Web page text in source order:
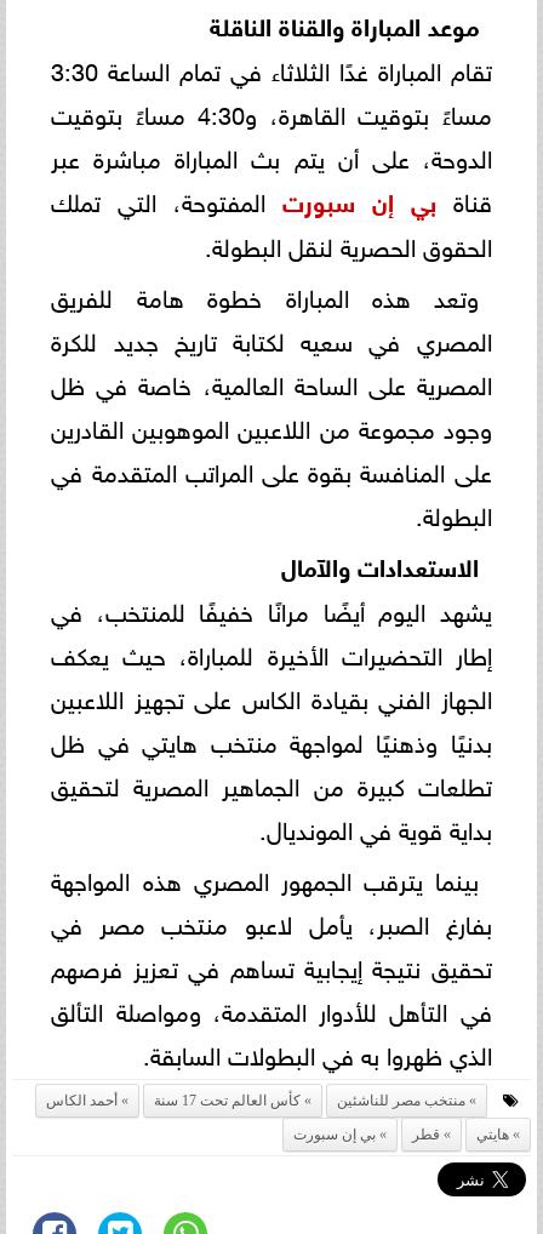
موعد المباراة والقناة الناقلة
تقام المباراة غدًا الثلاثاء في تمام الساعة 3:30
مساءً بتوقيت القاهرة، و4:30 مساءً بتوقيت
الدوحة، على أن يتم بث المباراة مباشرة عبر
قناة بي إن سبورت المفتوحة، التي تملك
الحقوق الحصرية لنقل البطولة.
وتعد هذه المباراة خطوة هامة للفريق
المصري في سعيه لكتابة تاريخ جديد للكرة
المصرية على الساحة العالمية، خاصة في ظل
وجود مجموعة من اللاعبين الموهوبين القادرين
على المنافسة بقوة على المراتب المتقدمة في
البطولة.
الاستعدادات والآمال
يشهد اليوم أيضًا مرانًا خفيفًا للمنتخب، في
إطار التحضيرات الأخيرة للمباراة، حيث يعكف
الجهاز الفني بقيادة الكاس على تجهيز اللاعبين
بدنيًا وذهنيًا لمواجهة منتخب هايتي في ظل
تطلعات كبيرة من الجماهير المصرية لتحقيق
بداية قوية في المونديال.
بينما يترقب الجمهور المصري هذه المواجهة
بفارغ الصبر، يأمل لاعبو منتخب مصر في
تحقيق نتيجة إيجابية تساهم في تعزيز فرصهم
في التأهل للأدوار المتقدمة، ومواصلة التألق
الذي ظهروا به في البطولات السابقة.
منتخب مصر للناشئين كأس العالم تحت 17 سنة
أحمد الكاس
هايتي
قطر بي إن سبورت